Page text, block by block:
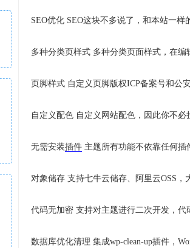
SEO优化 SEO这块不多说了，和本站一
多种分类页样式 多种分类页面样式，在
页脚样式 自定义页脚版权ICP备案号和公
自定义配色 自定义网站配色，因此你不
无需安装插件 主题所有功能不依靠任何插
对象储存 支持七牛云储存、阿里云OSS，
代码无加密 支持对主题进行二次开发，代
数据库优化清理 集成wp-clean-up插件，